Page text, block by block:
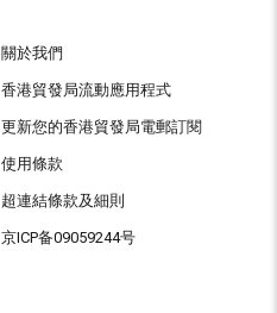
關於我們
香港貿發局流動應用程式
更新您的香港貿發局電郵訂閱
使用條款
超連結條款及細則
京ICP备09059244号